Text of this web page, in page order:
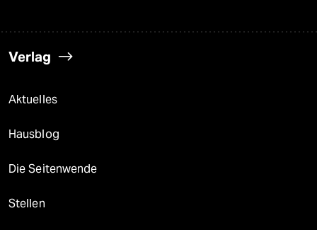
Verlag
Aktuelles
Hausblog
Die Seitenwende
Stellen